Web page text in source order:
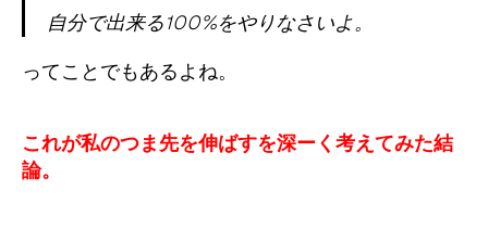
自分で出来る100%をやりなさいよ。
ってことでもあるよね。
これが私のつま先を伸ばすを深ーく考えてみた結
論。